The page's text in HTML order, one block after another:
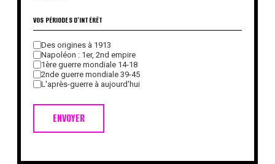
ENVOYER
VOS PÉRIODES D'INTÉRÊT
Des origines à 1913
Napoléon : 1er, 2nd empire
1ère guerre mondiale 14-18
2nde guerre mondiale 39-45
L'après-guerre à aujourd'hui